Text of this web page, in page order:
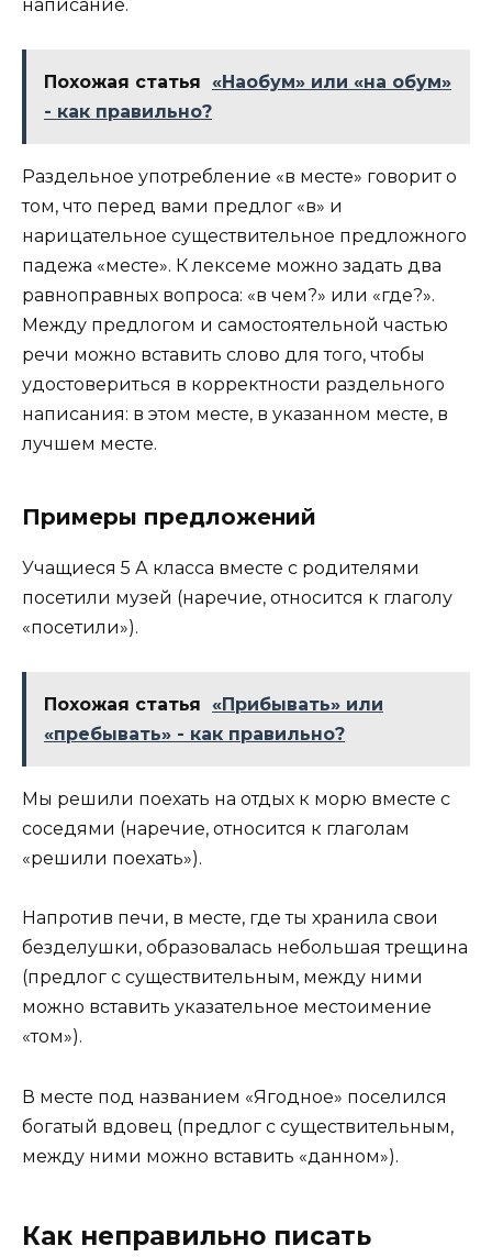
написание.
Похожая статья
«Наобум» или «на обум»
- как правильно?
Раздельное употребление «в месте» говорит о
том, что перед вами предлог «в» и
нарицательное существительное предложного
падежа «месте». К лексеме можно задать два
равноправных вопроса: «в чем?» или «где?».
Между предлогом и самостоятельной частью
речи можно вставить слово для того, чтобы
удостовериться в корректности раздельного
написания: в этом месте, в указанном месте, в
лучшем месте.
Примеры предложений
Учащиеся 5 А класса вместе с родителями
посетили музей (наречие, относится к глаголу
«посетили»).
Похожая статья
«Прибывать» или
«пребывать» - как правильно?
Мы решили поехать на отдых к морю вместе с
соседями (наречие, относится к глаголам
«решили поехать»).
Напротив печи, в месте, где ты хранила свои
безделушки, образовалась небольшая трещина
(предлог с существительным, между ними
можно вставить указательное местоимение
«том»).
В месте под названием «Ягодное» поселился
богатый вдовец (предлог с существительным,
между ними можно вставить «данном»).
Как неправильно писать